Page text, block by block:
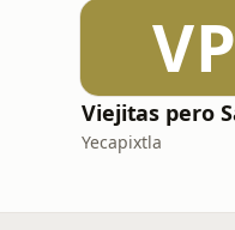
VP
Yecapixtla